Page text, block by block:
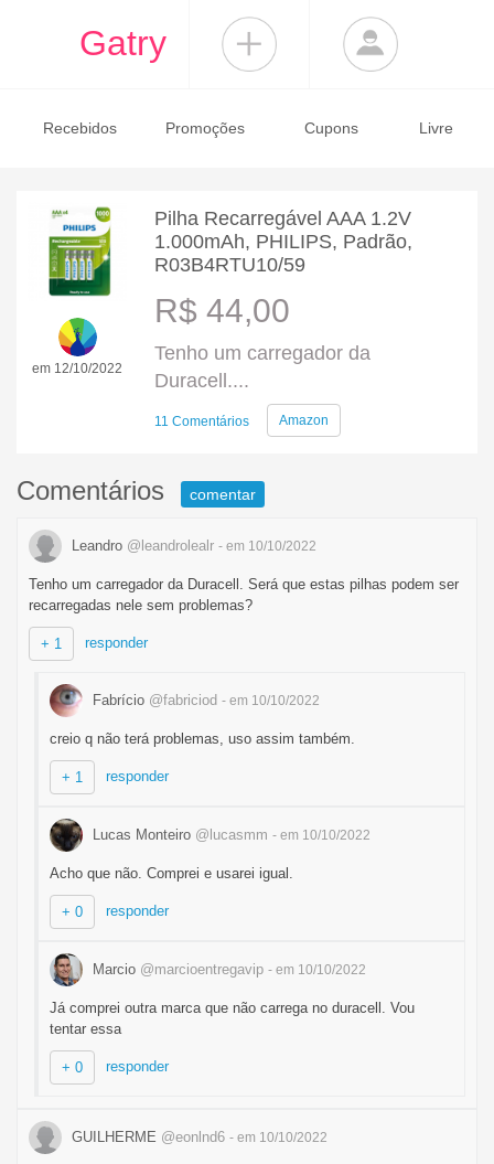
Gatry
Recebidos Promoções Cupons Livre
em 12/10/2022
Pilha Recarregável AAA 1.2V
1.000mAh, PHILIPS, Padrão,
R03B4RTU10/59
R$ 44,00
Tenho um carregador da
Duracell....
11 Comentários Amazon
Comentários comentar
Leandro @leandrolealr - em 10/10/2022
Tenho um carregador da Duracell. Será que estas pilhas podem ser
recarregadas nele sem problemas?
+ 1 responder
Fabrício @fabriciod - em 10/10/2022
creio q não terá problemas, uso assim também.
+ 1 responder
Lucas Monteiro @lucasmm - em 10/10/2022
Acho que não. Comprei e usarei igual.
+ 0 responder
Marcio @marcioentregavip - em 10/10/2022
Já comprei outra marca que não carrega no duracell. Vou
tentar essa
+ 0 responder
GUILHERME @eonlnd6 - em 10/10/2022